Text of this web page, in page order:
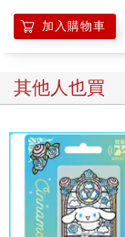
加入購物車
其他人也買